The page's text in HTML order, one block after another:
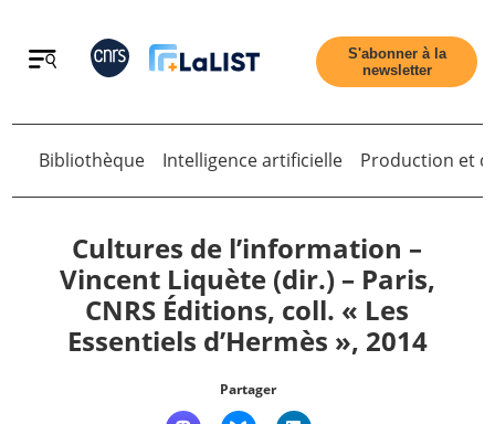
Retour
S'abonner à la
newsletter
Bibliothèque Intelligence artificielle Production et
Cultures de l’information –
Vincent Liquète (dir.) – Paris,
CNRS Éditions, coll. « Les
Essentiels d’Hermès », 2014
Partager